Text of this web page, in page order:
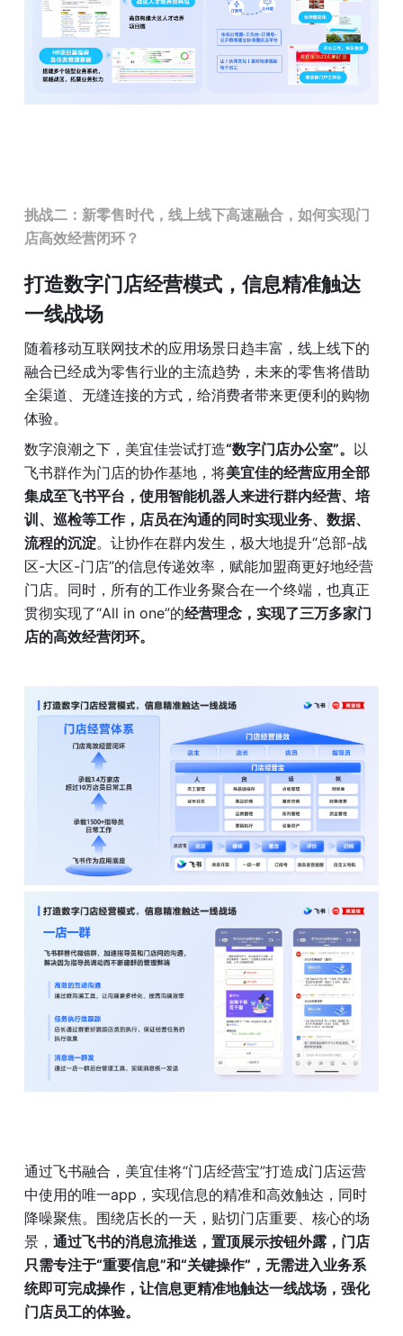
挑战二：新零售时代，线上线下高速融合，如何实现门
店高效经营闭环？
打造数字门店经营模式，信息精准触达
一线战场
随着移动互联网技术的应用场景日趋丰富，线上线下的
融合已经成为零售行业的主流趋势，未来的零售将借助
全渠道、无缝连接的方式，给消费者带来更便利的购物
体验。
数字浪潮之下，美宜佳尝试打造“数字门店办公室”。 以
飞书群作为门店的协作基地，将美宜佳的经营应用全部
集成至飞书平台，使用智能机器人来进行群内经营、培
训、巡检等工作，店员在沟通的同时实现业务、数据、
流程的沉淀。让协作在群内发生，极大地提升“总部-战
区-大区-门店”的信息传递效率，赋能加盟商更好地经营
门店。同时，所有的工作业务聚合在一个终端，也真正
贯彻实现了“All in one”的经营理念，实现了三万多家门
店的高效经营闭环。
通过飞书融合，美宜佳将“门店经营宝”打造成门店运营
中使用的唯一app，实现信息的精准和高效触达，同时
降噪聚焦。围绕店长的一天，贴切门店重要、核心的场
景， 通过飞书的消息流推送，置顶展示按钮外露，门店
只需专注于“重要信息”和“关键操作”，无需进入业务系
统即可完成操作，让信息更精准地触达一线战场，强化
门店员工的体验。